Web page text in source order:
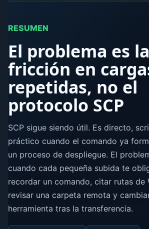
RESUMEN
El problema es la
fricción en
repetidas, no el
protocolo SCP
SCP sigue siendo útil. Es directo,
práctico cuando el comando ya
un proceso de despliegue. El
cuando cada pequeña subida te
recordar un comando, citar rutas de
revisar una carpeta remota y
herramienta tras la transferencia.